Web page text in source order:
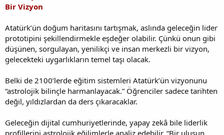
Bir Vizyon
Atatürk’ün doğum haritasını tartışmak, aslında geleceğin lider
prototipini şekillendirmekle eşdeğer olabilir. Çünkü onun gibi
düşünen, sorgulayan, yenilikçi ve insan merkezli bir vizyon,
gelecekteki uygarlıkların temel taşı olacak.
Belki de 2100’lerde eğitim sistemleri Atatürk’ün vizyonunu
“astrolojik bilinçle harmanlayacak.” Öğrenciler sadece tarihten
değil, yıldızlardan da ders çıkaracaklar.
Geleceğin dijital cumhuriyetlerinde, yapay zekâ bile liderlik
profillerini astrolojik eğilimlerle analiz edebilir. “Bir ulusun